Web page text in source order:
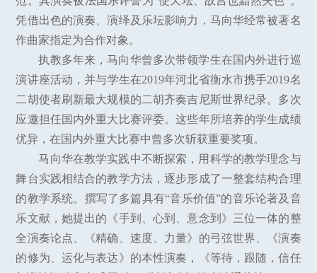
凭借出色的演奏、演绎及乐坛影响力，马向华经常被著名
作曲家指定为合作对象。
执教多年来，马向华曾多次带领学生在国内外进行巡
演讲座活动，并与学生在2019年河北省衡水市携手2019名
二胡使者刷新最大规模的二胡齐奏吉尼斯世界纪录。多次
应邀担任国内外重大比赛评委。这些年所培养的学生成绩
优异，在国内外重大比赛中曾多次斩获重要奖项。
马向华在教学实践中不断探索，用科学的教学理念与
舞台实践相结合的教学方法，逐步形成了一整套结构合理
的教学系统。撰写了多篇具有“音乐价值”的音乐论著及音
乐文献，她提出的《手到、心到、意念到》三位一体的整
全演奏论点、《精确、速度、力量》的弓弦世界、《演奏
的修为、运化与表达》的本性演奏，《等待，跟随，信任